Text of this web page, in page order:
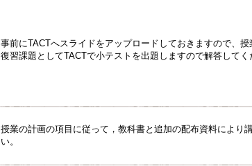
事前にTACTへスライドをアップロードしておきますので、授
復習課題としてTACTで小テストを出題しますので解答してく
授業の計画の項目に従って，教科書と追加の配布資料により
い。